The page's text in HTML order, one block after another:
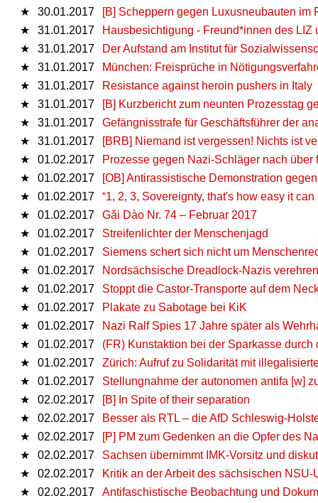
★
30.01.2017
[B] Scheppern gegen Luxusneubauten im
★
31.01.2017
Hausbesichtigung - Freund*innen des LIZ
★
31.01.2017
Der Aufstand am Institut für
★
31.01.2017
München: Freisprüche in
★
31.01.2017
Resistance against heroin pushers in Italy
★
31.01.2017
[B] Kurzbericht zum neunten Prozesstag
★
31.01.2017
Gefängnisstrafe für Geschäftsführer der
★
31.01.2017
[BRB] Niemand ist vergessen! Nichts ist
★
01.02.2017
Prozesse gegen Nazi-Schläger nach über
★
01.02.2017
[OB] Antirassistische Demonstration
★
01.02.2017
“1, 2, 3, Sovereignty, that's how easy it can
★
01.02.2017
Gǎi Dào Nr. 74 – Februar 2017
★
01.02.2017
Streifenlichter der Menschenjagd
★
01.02.2017
Siemens schert sich nicht um
★
01.02.2017
Nordsächsische Dreadlock-Nazis
★
01.02.2017
Stoppt die Castor-Transporte auf dem
★
01.02.2017
Plakate zu Sabotage bei KiK
★
01.02.2017
Nazi Ralf Spies 17 Jahre später als
★
01.02.2017
(FR) Kunstaktion bei der Sparkasse
★
01.02.2017
Zürich: Aufruf zu Solidarität mit
★
01.02.2017
Stellungnahme der autonomen antifa [w]
★
02.02.2017
[B] In Spite of their separation
★
02.02.2017
Besser als RTL – die AfD Schleswig-
★
02.02.2017
[P] PM zum Gedenken an die Opfer des
★
02.02.2017
Sachsen übernimmt IMK-Vorsitz und
★
02.02.2017
Kritik an der Arbeit des sächsischen
★
02.02.2017
Antifaschistische Beobachtung und